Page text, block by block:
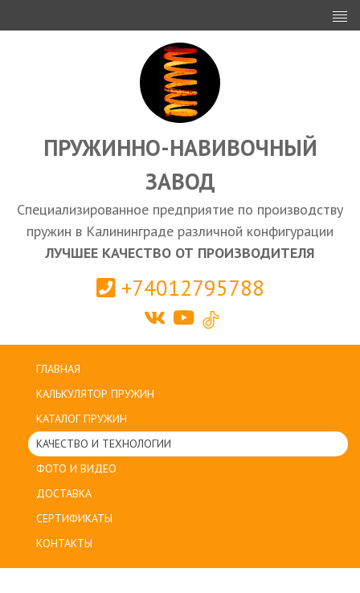
ИНВЕСТОРАМ
ПРОЕКТИРОВАНИЕ
ЭКСПОРТ
ЗАКУПКИ
КАЛЬКУЛЯТОР ПРУЖИН
Калининград
ПРУЖИННО-НАВИВОЧНЫЙ
ЗАВОД
Специализированное предприятие по производству
пружин в Калининграде различной конфигурации
ЛУЧШЕЕ КАЧЕСТВО ОТ ПРОИЗВОДИТЕЛЯ
+74012795788
ГЛАВНАЯ
КАЛЬКУЛЯТОР ПРУЖИН
КАТАЛОГ ПРУЖИН
КАЧЕСТВО И ТЕХНОЛОГИИ
ФОТО И ВИДЕО
ДОСТАВКА
СЕРТИФИКАТЫ
КОНТАКТЫ